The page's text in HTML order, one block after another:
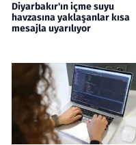
Diyarbakır'ın içme suyu
havzasına yaklaşanlar kısa
mesajla uyarılıyor